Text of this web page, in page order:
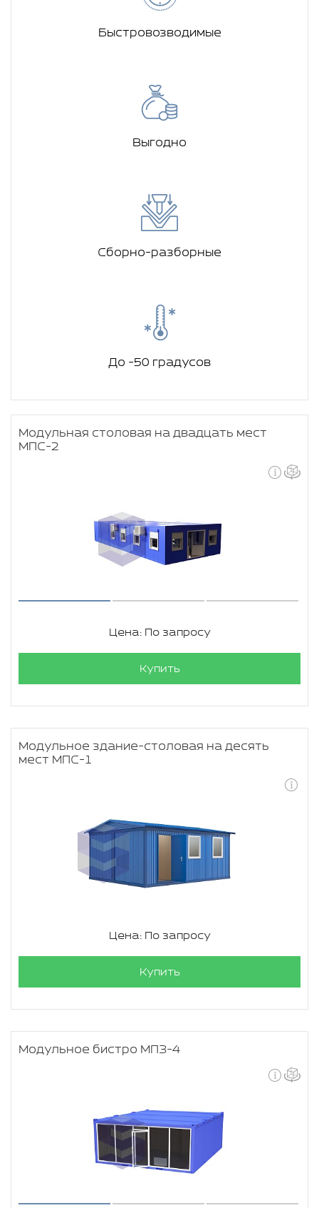
Быстровозводимые
Выгодно
Сборно-разборные
До -50 градусов
Модульная столовая на двадцать мест
МПС-2
Цена: По запросу
Купить
Модульное здание-столовая на десять
мест МПС-1
Цена: По запросу
Купить
Модульное бистро МПЗ-4